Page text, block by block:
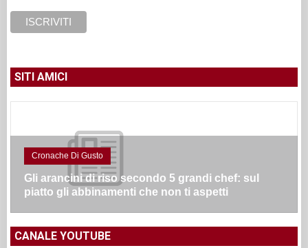
SITI AMICI
Cronache Di Gusto
Gli arancini di riso secondo 5 grandi chef: sul
piatto gli abbinamenti che non ti aspetti
CANALE YOUTUBE